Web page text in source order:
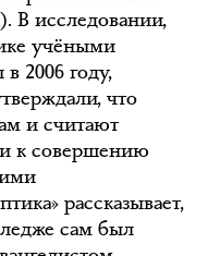
В исследовании,
учёными
2006 году,
что
и считают
к совершению
рассказывает,
сам был